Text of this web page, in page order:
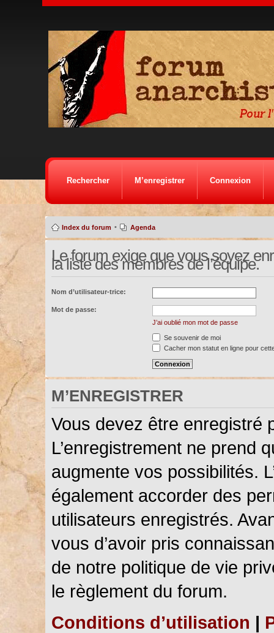
Rechercher M’enregistrer Connexion
Index du forum • Agenda
Le forum exige que vous soyez
la liste des membres de l’équipe.
Nom d’utilisateur-trice:
Mot de passe:
J’ai oublié mon mot de passe
Se souvenir de moi
Cacher mon statut en ligne pour
M’ENREGISTRER
Vous devez être enregistré
L’enregistrement ne prend
augmente vos possibilités.
également accorder des
utilisateurs enregistrés.
vous d’avoir pris
de notre politique de vie
le règlement du forum.
Conditions d’utilisation |